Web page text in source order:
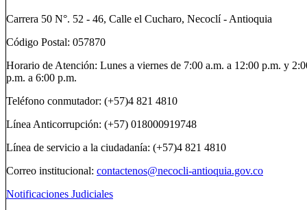
Carrera 50 N°. 52 - 46, Calle el Cucharo, Necoclí - Antioquia
Código Postal: 057870
Horario de Atención: Lunes a viernes de 7:00 a.m. a 12:00 p.m. y
p.m. a 6:00 p.m.
Teléfono conmutador: (+57)4 821 4810
Línea Anticorrupción: (+57) 018000919748
Línea de servicio a la ciudadanía: (+57)4 821 4810
Correo institucional: contactenos@necocli-antioquia.gov.co
Notificaciones Judiciales